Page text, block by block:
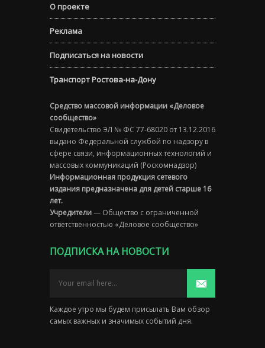
О проекте
Реклама
Подписаться на новости
Транспорт Ростова-на-Дону
Средство массовой информации «Деловое
сообщество»
Свидетельство ЭЛ № ФС 77-68020 от 13.12.2016
выдано Федеральной службой по надзору в
сфере связи, информационных технологий и
массовых коммуникаций (Роскомнадзор)
Информационная продукция сетевого
издания предназначена для детей старше 16
лет.
Учредители— Общество с ограниченной
ответственностью «Деловое сообщество»
ПОДПИСКА НА НОВОСТИ
Каждое утро мы будем присылать Вам обзор
самых важных и значимых событий дня.